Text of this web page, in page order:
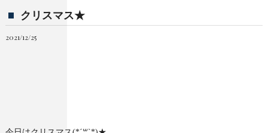
クリスマス★
2021/12/25